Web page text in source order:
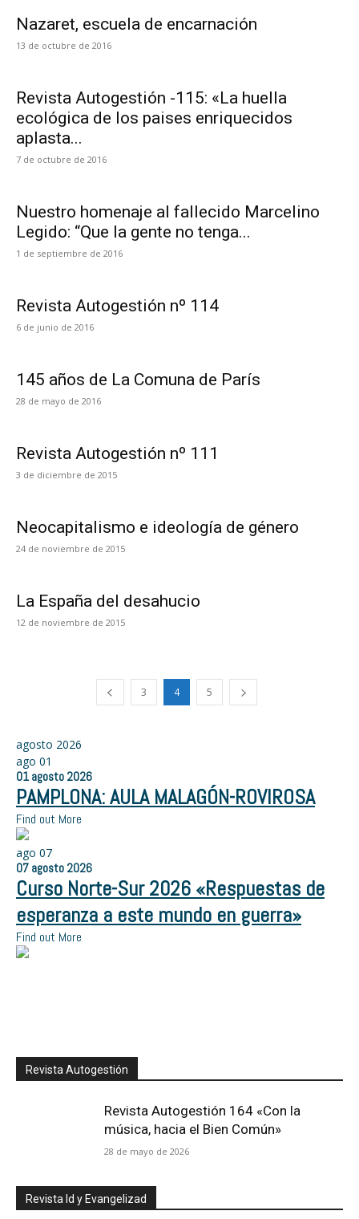
Nazaret, escuela de encarnación
13 de octubre de 2016
Revista Autogestión -115: «La huella
ecológica de los paises enriquecidos
aplasta...
7 de octubre de 2016
Nuestro homenaje al fallecido Marcelino
Legido: “Que la gente no tenga...
1 de septiembre de 2016
Revista Autogestión nº 114
6 de junio de 2016
145 años de La Comuna de París
28 de mayo de 2016
Revista Autogestión nº 111
3 de diciembre de 2015
Neocapitalismo e ideología de género
24 de noviembre de 2015
La España del desahucio
12 de noviembre de 2015
3 4 5
agosto 2026
ago 01
01 agosto 2026
PAMPLONA: AULA MALAGÓN-ROVIROSA
Find out More
ago 07
07 agosto 2026
Curso Norte-Sur 2026 «Respuestas de
esperanza a este mundo en guerra»
Find out More
Revista Autogestión
Revista Autogestión 164 «Con la
música, hacia el Bien Común»
28 de mayo de 2026
Revista Id y Evangelizad